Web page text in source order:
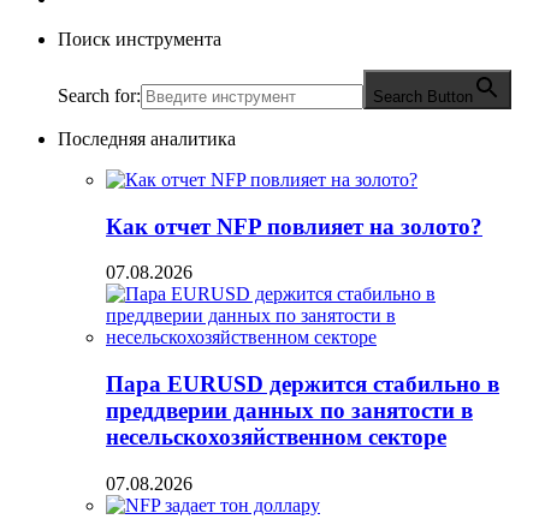
Поиск инструмента
Search for: Search Button
Последняя аналитика
Как отчет NFP повлияет на золото?
07.08.2026
Пара EURUSD держится стабильно в
преддверии данных по занятости в
несельскохозяйственном секторе
07.08.2026